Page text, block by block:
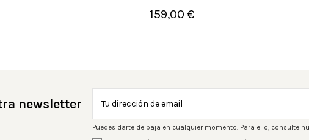
159,00 €
Añadir al carrito
newsletter
Puedes darte de baja en cualquier momento. Para ello, consulte